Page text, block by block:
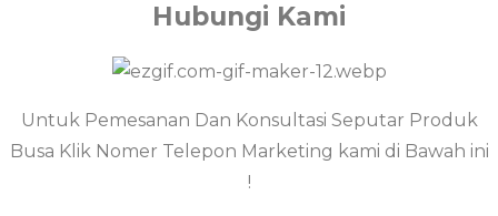
Hubungi Kami
Untuk Pemesanan Dan Konsultasi Seputar Produk
Busa Klik Nomer Telepon Marketing kami di Bawah ini
!